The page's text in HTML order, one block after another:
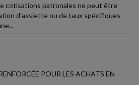
cotisations patronales ne peut être
d'assiette ou de taux spécifiques
POUR LES ACHATS EN